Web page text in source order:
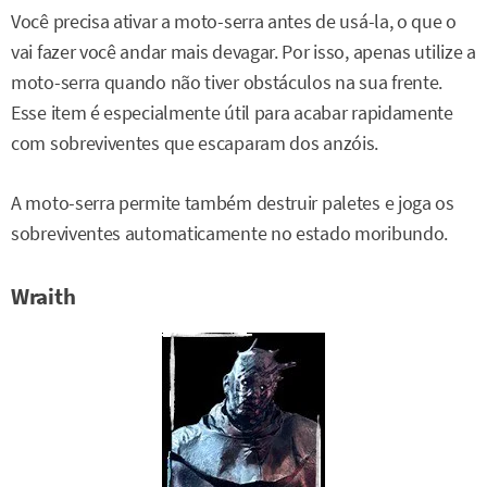
Você precisa ativar a moto-serra antes de usá-la, o que o
vai fazer você andar mais devagar. Por isso, apenas utilize a
moto-serra quando não tiver obstáculos na sua frente.
Esse item é especialmente útil para acabar rapidamente
com sobreviventes que escaparam dos anzóis.
A moto-serra permite também destruir paletes e joga os
sobreviventes automaticamente no estado moribundo.
Wraith